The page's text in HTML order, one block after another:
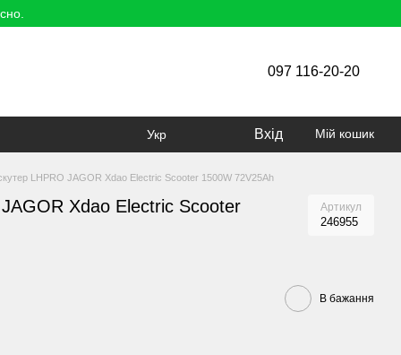
097 116-20-20
Укр Вхід Мій кошик
LHPRO JAGOR Xdao Electric Scooter 1500W 72V25Ah
Xdao Electric Scooter
Артикул
246955
В бажання